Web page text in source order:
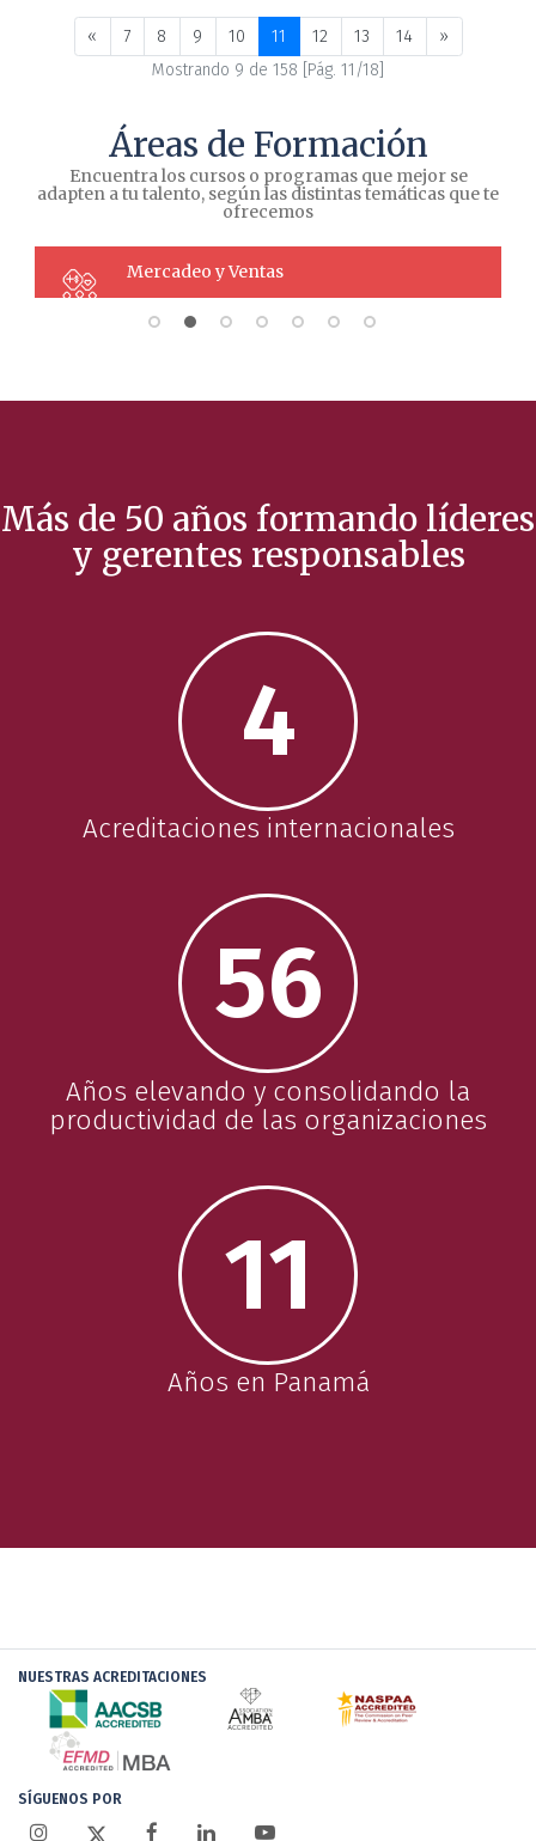
« 7 8 9 10 11 12 13 14
»
Mostrando 9 de 158 [Pág. 11/18]
Áreas de Formación
Encuentra los cursos o programas que mejor se
adapten a tu talento, según las distintas temáticas que te
ofrecemos
Mercadeo y Ventas
Más de 50 años formando líderes
y gerentes responsables
4
Acreditaciones internacionales
56
Años elevando y consolidando la
productividad de las organizaciones
11
Años en Panamá
NUESTRAS ACREDITACIONES
SÍGUENOS POR